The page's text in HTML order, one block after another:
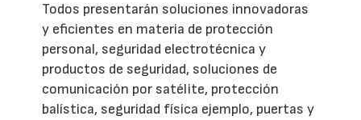
Todos presentarán soluciones innovadoras
y eficientes en materia de protección
personal, seguridad electrotécnica y
productos de seguridad, soluciones de
comunicación por satélite, protección
balística, seguridad física ejemplo, puertas y